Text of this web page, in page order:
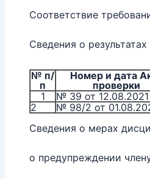
Соответствие
Сведения о
№ п/
п
Номер и дата
проверки
1
№ 39 от 12.08.2021
2
№ 98/2 от
Сведения о мерах
о предупреждении